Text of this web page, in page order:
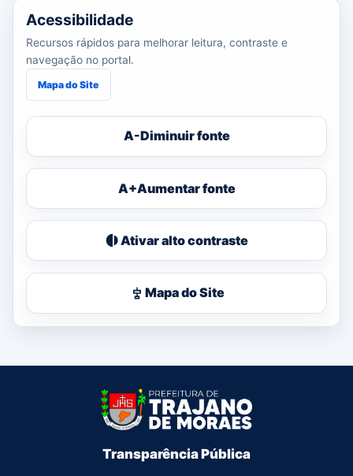
Acessibilidade
Recursos rápidos para melhorar leitura, contraste e
navegação no portal.
Mapa do Site
A-Diminuir fonte
A+Aumentar fonte
Ativar alto contraste
Mapa do Site
Transparência Pública